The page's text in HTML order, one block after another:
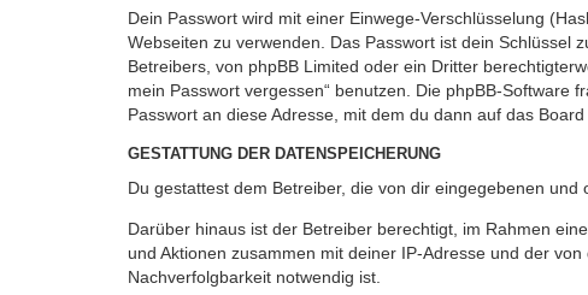
Dein Passwort wird mit einer Einwege-Verschlüsselung
Webseiten zu verwenden. Das Passwort ist dein Schlüssel
Betreibers, von phpBB Limited oder ein Dritter
mein Passwort vergessen“ benutzen. Die phpBB-
Passwort an diese Adresse, mit dem du dann auf das
GESTATTUNG DER DATENSPEICHERUNG
Du gestattest dem Betreiber, die von dir eingegebenen
Darüber hinaus ist der Betreiber berechtigt, im Rahmen
und Aktionen zusammen mit deiner IP-Adresse und der
Nachverfolgbarkeit notwendig ist.